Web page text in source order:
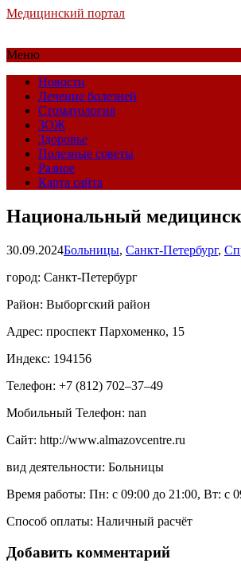
Медицинский портал
Меню
Новости
Лечение болезней
Стоматология
ЗОЖ
Здоровье
Полезные советы
Разное
Карта сайта
Национальный
30.09.2024Больницы, Санкт-Петербург,
город: Санкт-Петербург
Район: Выборгский район
Адрес: проспект Пархоменко, 15
Индекс: 194156
Телефон: +7 (812) 702‒37‒49
Мобильный Телефон: nan
Сайт: http://www.almazovcentre.ru
вид деятельности: Больницы
Время работы: Пн: с 09:00 до 21:00, Вт: с
Способ оплаты: Наличный расчёт
Добавить комментарий